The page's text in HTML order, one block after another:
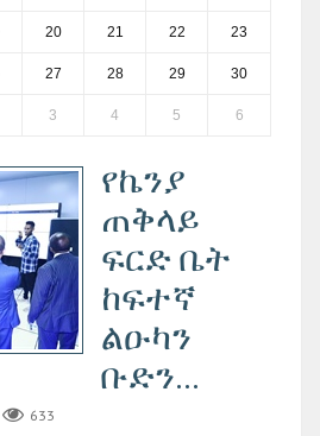
20 21 22 23
27 28 29 30
3 4 5 6
‎የኬንያ
ጠቅላይ
ፍርድ ቤት
ከፍተኛ
ልዑካን
ቡድን...
633